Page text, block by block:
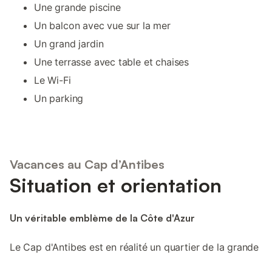
Une grande piscine
Un balcon avec vue sur la mer
Un grand jardin
Une terrasse avec table et chaises
Le Wi-Fi
Un parking
Vacances au Cap d’Antibes
Situation et orientation
Un véritable emblème de la Côte d'Azur
Le Cap d'Antibes est en réalité un quartier de la grande